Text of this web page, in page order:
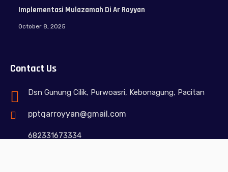
Implementasi Mulazamah Di Ar Royyan
October 8, 2025
Contact Us
Dsn Gunung Cilik, Purwoasri, Kebonagung, Pacitan
pptqarroyyan@gmail.com
682331673334